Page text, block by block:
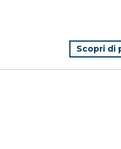
Scopri di